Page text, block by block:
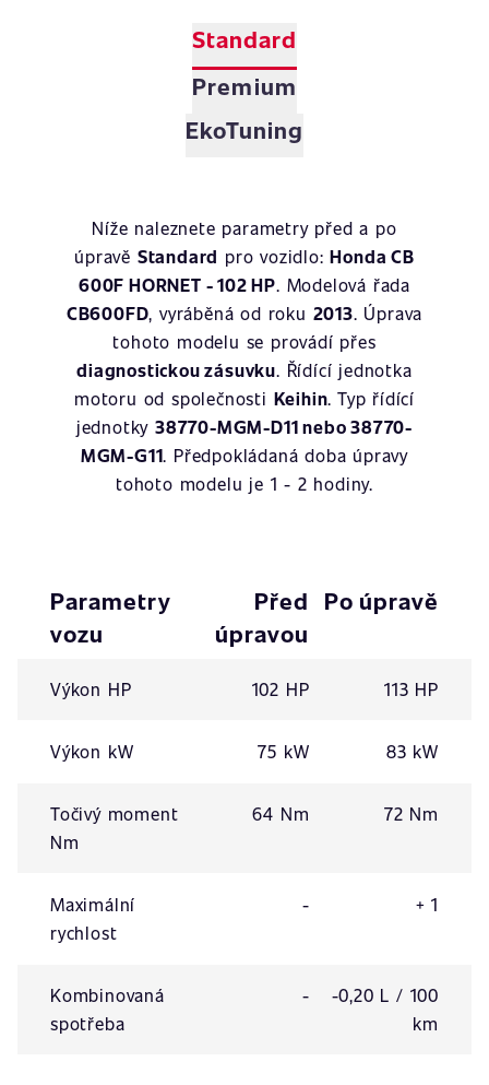
Standard
Premium
EkoTuning
Níže naleznete parametry před a po
úpravě Standard pro vozidlo:Honda CB
600F HORNET - 102 HP. Modelová řada
CB600FD, vyráběná od roku 2013. Úprava
tohoto modelu se provádí přes
diagnostickou zásuvku. Řídící jednotka
motoru od společnosti Keihin. Typ řídící
jednotky38770-MGM-D11 nebo 38770-
MGM-G11. Předpokládaná doba úpravy
tohoto modelu je 1 - 2 hodiny.
Parametry
vozu
Před
úpravou
Po úpravě
Výkon HP 102 HP 113 HP
Výkon kW 75 kW 83 kW
Točivý moment
Nm
64 Nm 72 Nm
Maximální
rychlost
- + 1
Kombinovaná
spotřeba
-
-0,20 L / 100
km